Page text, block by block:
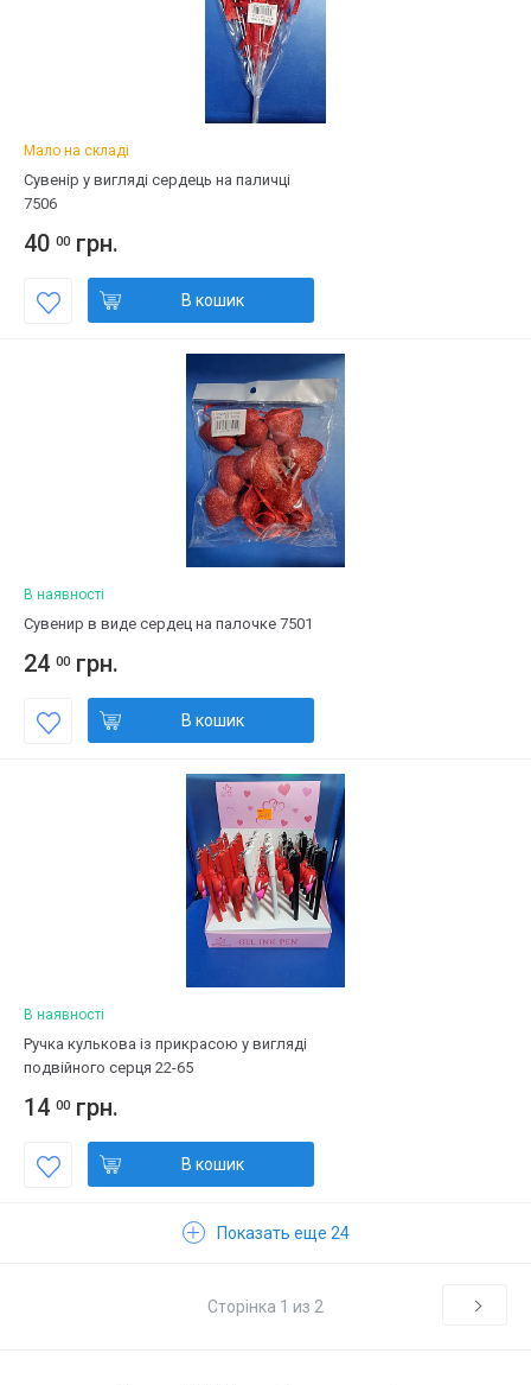
Мало на складі
Сувенір у вигляді сердець на паличці
7506
40 00 грн.
В кошик
В наявності
Сувенир в виде сердец на палочке 7501
24 00 грн.
В кошик
В наявності
Ручка кулькова із прикрасою у вигляді
подвійного серця 22-65
14 00 грн.
В кошик
Показать еще 24
Сторінка 1 из 2